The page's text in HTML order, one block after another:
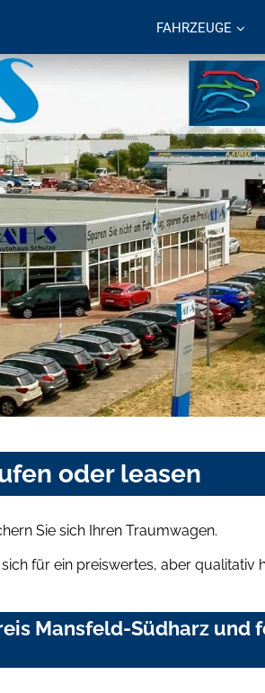
FAHRZEUGE
oder leasen
Sie sich Ihren Traumwagen.
für ein preiswertes, aber qualitativ
Mansfeld-Südharz und